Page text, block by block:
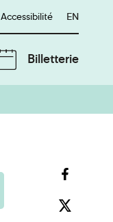
Accessibilité English
EN
Billetterie